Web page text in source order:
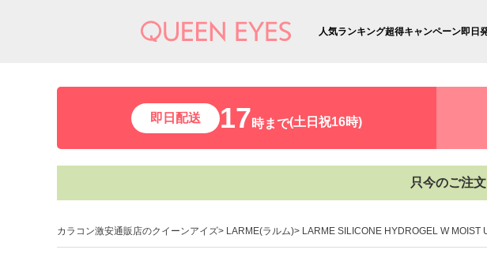
人気ランキング超得キャンペーン即日
即日配送 17時まで(土日祝16時)
只今のご注
カラコン激安通販店のクイーンアイズ LARME(ラルム) LARME SILICONE HYDROGEL W MOIST